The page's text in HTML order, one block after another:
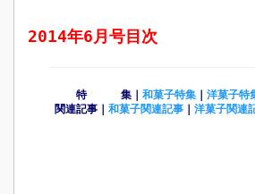
2014年6月号目次
特 集｜ 和菓子特集｜ 洋菓子特
関連記事｜ 和菓子関連記事｜ 洋菓子関連